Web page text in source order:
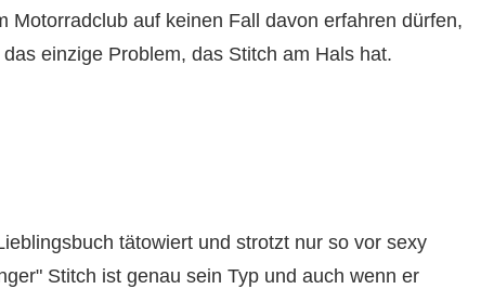
auf keinen Fall davon erfahren dürfen,
einzige Problem, das Stitch am Hals hat.
tätowiert und strotzt nur so vor sexy
Stitch ist genau sein Typ und auch wenn er